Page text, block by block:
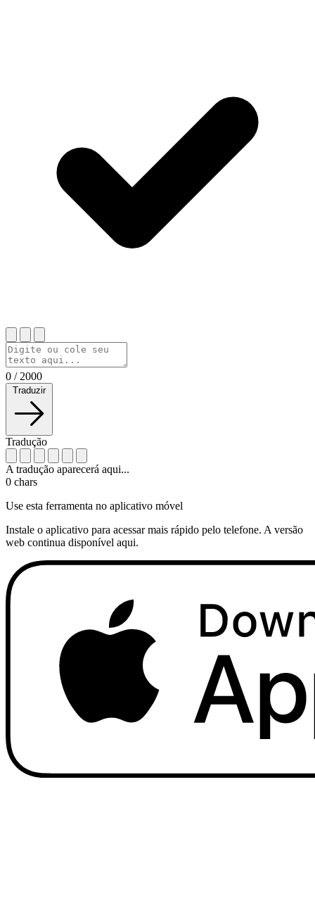
0 / 2000
Traduzir
Tradução
A tradução aparecerá aqui...
0 chars
Use esta ferramenta no aplicativo móvel
Instale o aplicativo para acessar mais rápido pelo telefone. A versão
web continua disponível aqui.